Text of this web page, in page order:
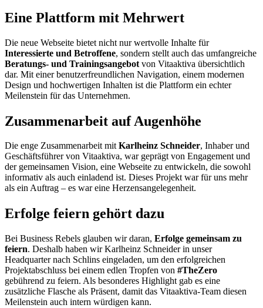
Eine Plattform mit Mehrwert
Die neue Webseite bietet nicht nur wertvolle Inhalte für
Interessierte und Betroffene, sondern stellt auch das umfangreiche
Beratungs- und Trainingsangebot von Vitaaktiva übersichtlich
dar. Mit einer benutzerfreundlichen Navigation, einem modernen
Design und hochwertigen Inhalten ist die Plattform ein echter
Meilenstein für das Unternehmen.
Zusammenarbeit auf Augenhöhe
Die enge Zusammenarbeit mitKarlheinz Schneider, Inhaber und
Geschäftsführer von Vitaaktiva, war geprägt von Engagement und
der gemeinsamen Vision, eine Webseite zu entwickeln, die sowohl
informativ als auch einladend ist. Dieses Projekt war für uns mehr
als ein Auftrag – es war eine Herzensangelegenheit.
Erfolge feiern gehört dazu
Bei Business Rebels glauben wir daran, Erfolge gemeinsam zu
feiern. Deshalb haben wir Karlheinz Schneider in unser
Headquarter nach Schlins eingeladen, um den erfolgreichen
Projektabschluss bei einem edlen Tropfen von #TheZero
gebührend zu feiern. Als besonderes Highlight gab es eine
zusätzliche Flasche als Präsent, damit das Vitaaktiva-Team diesen
Meilenstein auch intern würdigen kann.